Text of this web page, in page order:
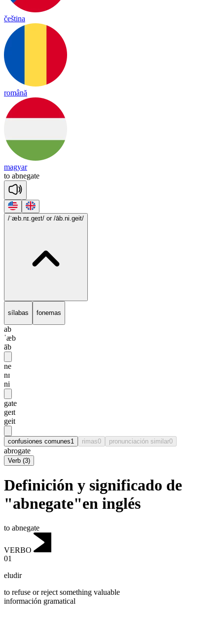
čeština
română
magyar
to abnegate
/ˈæb.nɪ.geɪt/ or /āb.ni.geit/
sílabas fonemas
ab
ˈæb
āb
ne
nɪ
ni
gate
geɪt
geit
confusiones comunes1 rimas0 pronunciación similar0
abrogate
Verb (3)
Definición y significado de
"abnegate"en inglés
to abnegate
VERBO
01
eludir
to refuse or reject something valuable
información gramatical